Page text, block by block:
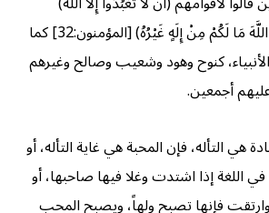
[هود:26] (وأَنِ اعْبُدُوا اللَّهَ مَا لَكُمْ مِنْ إِلَهٍ غَيْرُهُ) [المؤمنون:32] كما
كنوح وهود وشعيب وصالح وغيرهم
أجمعين.
هي التأله، فإن المحبة هي غاية التأله، أو
اللغة إذا اشتدت وغلا فيها صاحبها، أو
فإنها تصبح ولهاً، ويصبح المحب